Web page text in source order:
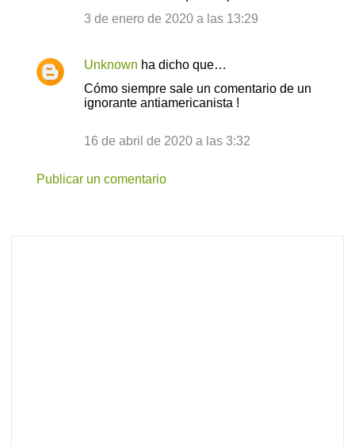
3 de enero de 2020 a las 13:29
Unknown ha dicho que…
Cómo siempre sale un comentario de un
ignorante antiamericanista !
16 de abril de 2020 a las 3:32
Publicar un comentario